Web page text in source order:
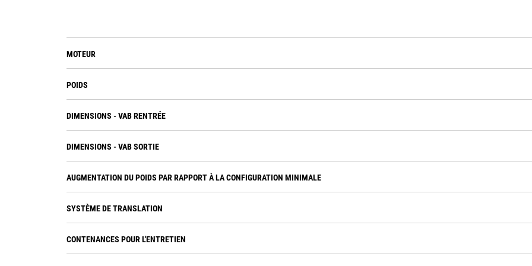
MOTEUR
POIDS
DIMENSIONS - VAB RENTRÉE
DIMENSIONS - VAB SORTIE
AUGMENTATION DU POIDS PAR RAPPORT À LA CONFIGURATION MINIMALE
SYSTÈME DE TRANSLATION
CONTENANCES POUR L'ENTRETIEN